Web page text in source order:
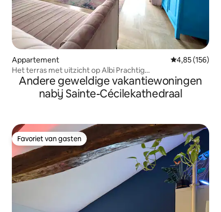
Appartement Gemiddelde
4,85 (156)
Het terras met uitzicht op Albi Prachtig
uitzicht·Centrum·Parkeerplaats
Andere geweldige vakantiewoningen
nabij Sainte-Cécilekathedraal
Favoriet van gasten
Favoriet van gasten